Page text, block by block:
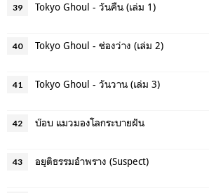
39 Tokyo Ghoul - วันคืน (เล่ม 1)
40 Tokyo Ghoul - ช่องว่าง (เล่ม 2)
41 Tokyo Ghoul - วันวาน (เล่ม 3)
42 บ๊อบ แมวมองโลกระบายฝัน
43 อยุติธรรมอำพราง (Suspect)